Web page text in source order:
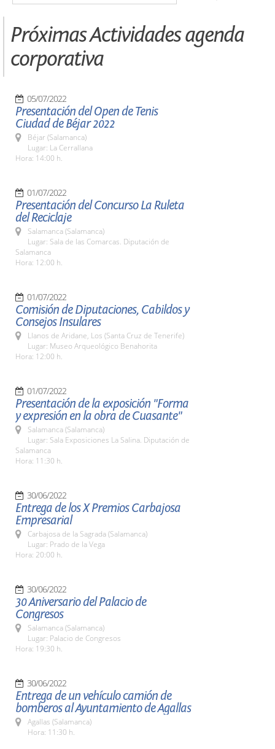
Próximas Actividades agenda
corporativa
05/07/2022
Presentación del Open de Tenis
Ciudad de Béjar 2022
Béjar (Salamanca)
Lugar: La Cerrallana
Hora: 14:00 h.
01/07/2022
Presentación del Concurso La Ruleta
del Reciclaje
Salamanca (Salamanca)
Lugar: Sala de las Comarcas. Diputación de
Salamanca
Hora: 12:00 h.
01/07/2022
Comisión de Diputaciones, Cabildos y
Consejos Insulares
Llanos de Aridane, Los (Santa Cruz de Tenerife)
Lugar: Museo Arqueológico Benahorita
Hora: 12:00 h.
01/07/2022
Presentación de la exposición "Forma
y expresión en la obra de Cuasante"
Salamanca (Salamanca)
Lugar: Sala Exposiciones La Salina. Diputación de
Salamanca
Hora: 11:30 h.
30/06/2022
Entrega de los X Premios Carbajosa
Empresarial
Carbajosa de la Sagrada (Salamanca)
Lugar: Prado de la Vega
Hora: 20:00 h.
30/06/2022
30 Aniversario del Palacio de
Congresos
Salamanca (Salamanca)
Lugar: Palacio de Congresos
Hora: 19:30 h.
30/06/2022
Entrega de un vehículo camión de
bomberos al Ayuntamiento de Agallas
Agallas (Salamanca)
Hora: 11:30 h.